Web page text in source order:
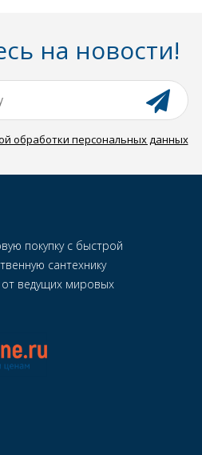
на новости!
обработки персональных данных
покупку с быстрой
сантехнику
ведущих мировых